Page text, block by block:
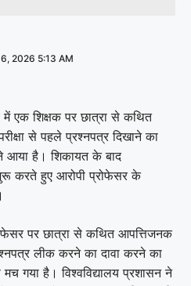
2026 5:13 AM
में एक शिक्षक पर छात्रा से कथित
से पहले प्रश्नपत्र दिखाने का
आया है। शिकायत के बाद
करते हुए आरोपी प्रोफेसर के
पर छात्रा से कथित आपत्तिजनक
लीक करने का दावा करने का
गया है। विश्वविद्यालय प्रशासन ने